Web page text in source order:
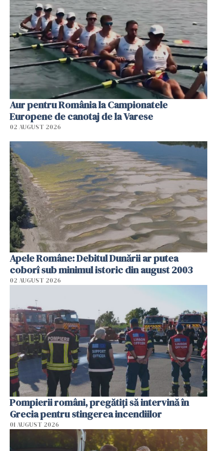
Aur pentru România la Campionatele
Europene de canotaj de la Varese
02 AUGUST 2026
Apele Române: Debitul Dunării ar putea
coborî sub minimul istoric din august 2003
02 AUGUST 2026
Pompierii români, pregătiţi să intervină în
Grecia pentru stingerea incendiilor
01 AUGUST 2026